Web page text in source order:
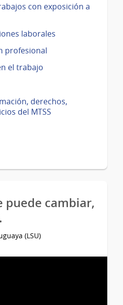
con exposición a
laborales
profesional
el trabajo
derechos,
del MTSS
puede cambiar,
(LSU)